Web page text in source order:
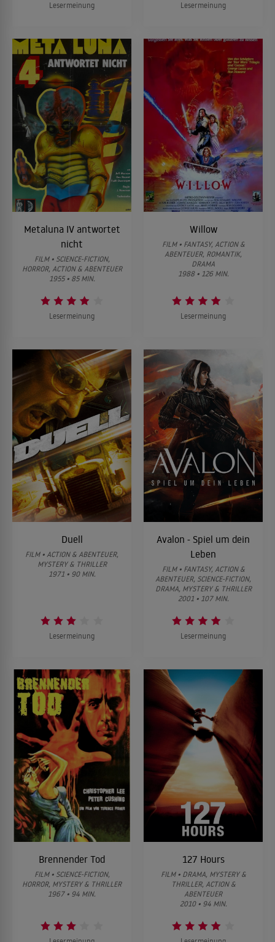
Lesermeinung Lesermeinung
Metaluna IV antwortet
nicht
FILM • SCIENCE-FICTION,
HORROR, ACTION & ABENTEUER
1955 • 85 MIN.
Lesermeinung
Willow
FILM • FANTASY, ACTION &
ABENTEUER, ROMANTIK,
DRAMA
1988 • 126 MIN.
Lesermeinung
Duell
FILM • ACTION & ABENTEUER,
MYSTERY & THRILLER
1971 • 90 MIN.
Lesermeinung
Avalon - Spiel um dein
Leben
FILM • FANTASY, ACTION &
ABENTEUER, SCIENCE-FICTION,
DRAMA, MYSTERY & THRILLER
2001 • 107 MIN.
Lesermeinung
Brennender Tod
FILM • SCIENCE-FICTION,
HORROR, MYSTERY & THRILLER
1967 • 94 MIN.
127 Hours
FILM • DRAMA, MYSTERY &
THRILLER, ACTION &
ABENTEUER
2010 • 94 MIN.